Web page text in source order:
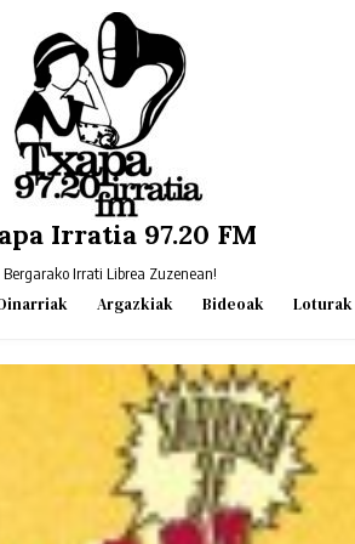
Irratia 97.20 FM
Bergarako Irrati Librea Zuzenean!
Argazkiak Bideoak Loturak